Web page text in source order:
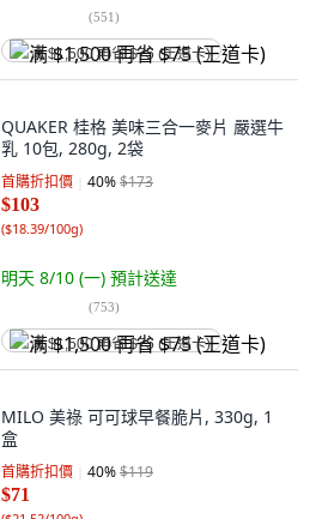
(551)
满 $1,500 再省 $75 (王道卡)
QUAKER 桂格 美味三合一麥片 嚴選牛
乳 10包, 280g, 2袋
首購折扣價 40%$173
$103
($18.39/100g)
明天 8/10 (一) 預計送達
(753)
满 $1,500 再省 $75 (王道卡)
MILO 美祿 可可球早餐脆片, 330g, 1
盒
首購折扣價 40%$119
$71